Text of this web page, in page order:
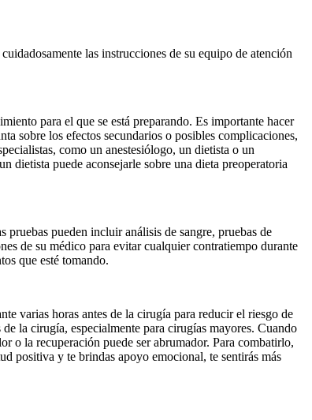
las instrucciones de su equipo de atención
para el que se está preparando. Es importante hacer
sobre los efectos secundarios o posibles complicaciones,
como un anestesiólogo, un dietista o un
dietista puede aconsejarle sobre una dieta preoperatoria
pruebas pueden incluir análisis de sangre, pruebas de
de su médico para evitar cualquier contratiempo durante
que esté tomando.
varias horas antes de la cirugía para reducir el riesgo de
la cirugía, especialmente para cirugías mayores. Cuando
o la recuperación puede ser abrumador. Para combatirlo,
positiva y te brindas apoyo emocional, te sentirás más